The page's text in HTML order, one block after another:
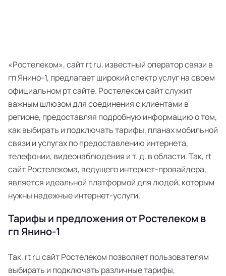
«Ростелеком», сайт rt ru, известный оператор связи в
гп Янино-1, предлагает широкий спектр услуг на своем
официальном рт сайте. Ростелеком сайт служит
важным шлюзом для соединения с клиентами в
регионе, предоставляя подробную информацию о том,
как выбирать и подключать тарифы, планах мобильной
связи и услугах по предоставлению интернета,
телефонии, видеонаблюдения и т. д. в области. Так, rt
сайт Ростелекома, ведущего интернет-провайдера,
является идеальной платформой для людей, которым
нужны надежные интернет-услуги.
Тарифы и предложения от Ростелеком в
гп Янино-1
Так, rt ru сайт Ростелеком позволяет пользователям
выбирать и подключать различные тарифы,